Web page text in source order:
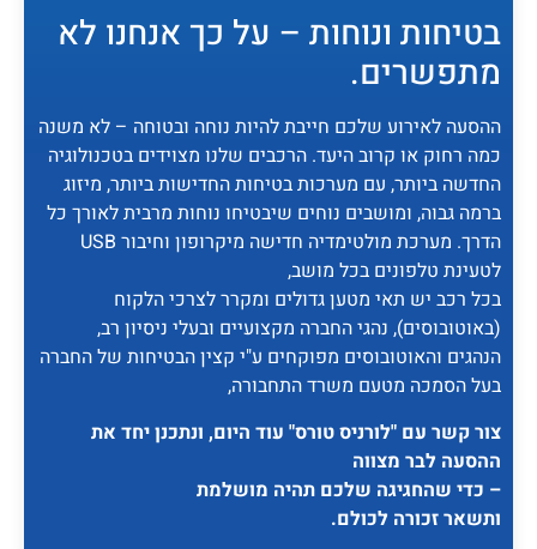
בטיחות ונוחות – על כך אנחנו לא
מתפשרים.
ההסעה לאירוע שלכם חייבת להיות נוחה ובטוחה – לא משנה
כמה רחוק או קרוב היעד. הרכבים שלנו מצוידים בטכנולוגיה
החדשה ביותר, עם מערכות בטיחות החדישות ביותר, מיזוג
ברמה גבוה, ומושבים נוחים שיבטיחו נוחות מרבית לאורך כל
הדרך. מערכת מולטימדיה חדישה מיקרופון וחיבור USB
לטעינת טלפונים בכל מושב,
בכל רכב יש תאי מטען גדולים ומקרר לצרכי הלקוח
(באוטובוסים), נהגי החברה מקצועיים ובעלי ניסיון רב,
הנהגים והאוטובוסים מפוקחים ע"י קצין הבטיחות של החברה
בעל הסמכה מטעם משרד התחבורה,
צור קשר עם "לורניס טורס" עוד היום, ונתכנן יחד את
ההסעה לבר מצווה
– כדי שהחגיגה שלכם תהיה מושלמת
ותשאר זכורה לכולם.